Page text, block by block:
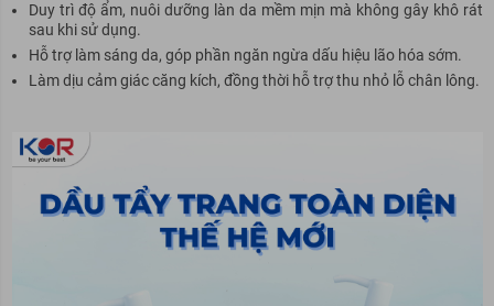
Duy trì độ ẩm, nuôi dưỡng làn da mềm mịn mà không gây khô rát
sau khi sử dụng.
Hỗ trợ làm sáng da, góp phần ngăn ngừa dấu hiệu lão hóa sớm.
Làm dịu cảm giác căng kích, đồng thời hỗ trợ thu nhỏ lỗ chân lông.